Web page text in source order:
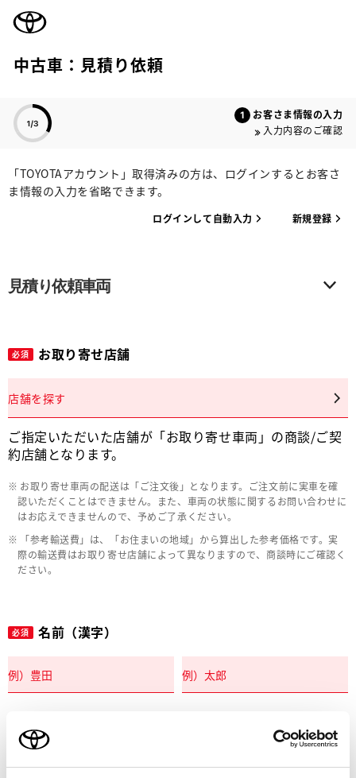
中古車：見積り依頼
お客さま情報の入力
入力内容のご確認
「TOYOTAアカウント」取得済みの方は、ログインするとお客さ
ま情報の入力を省略できます。
ログインして自動入力 新規登録
見積り依頼車両
必須 お取り寄せ店舗
店舗を探す
ご指定いただいた店舗が「お取り寄せ車両」の商談/ご契
約店舗となります。
お取り寄せ車両の配送は「ご注文後」となります。ご注文前に実車を確
認いただくことはできません。また、車両の状態に関するお問い合わせに
はお応えできませんので、予めご了承ください。
「参考輸送費」は、「お住まいの地域」から算出した参考価格です。実
際の輸送費はお取り寄せ店舗によって異なりますので、商談時にご確認く
ださい。
必須 名前（漢字）
必須 名前（カナ）